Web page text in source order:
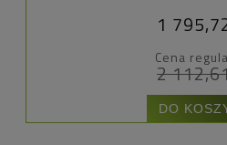
1
Cena
2
DO